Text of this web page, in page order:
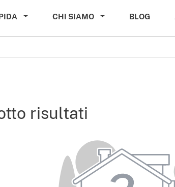
CHI SIAMO BLOG
risultati